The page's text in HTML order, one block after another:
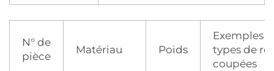
N° de
pièce
Matériau Poids
Exemples
types de
coupées